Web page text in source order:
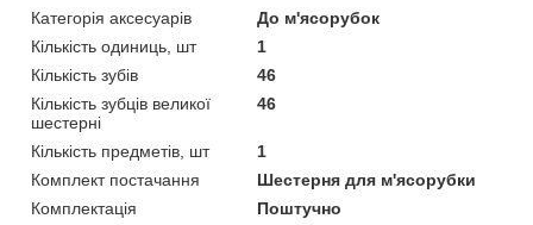
Категорія аксесуарів
До м'ясорубок
Кількість одиниць, шт
1
Кількість зубів
46
Кількість зубців великої
шестерні
46
Кількість предметів, шт
1
Комплект постачання
Шестерня для м'ясорубки
Комплектація
Поштучно